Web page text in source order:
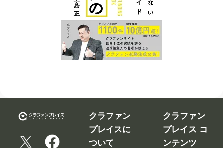
クラファン
プレイスに
ついて
クラファン
プレイス コ
ンテンツ